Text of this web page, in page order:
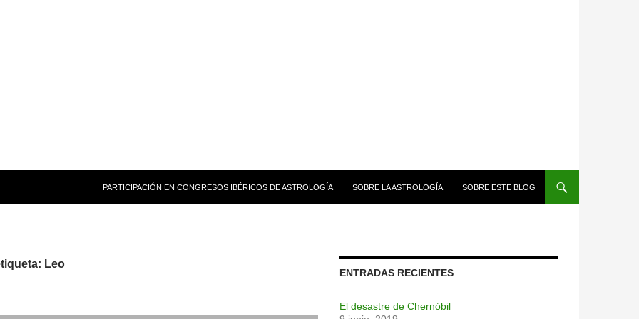
PARTICIPACIÓN EN CONGRESOS IBÉRICOS DE ASTROLOGÍA SOBRE LA ASTROLOGÍA SOBRE ESTE BLOG
Leo
ENTRADAS RECIENTES
El desastre de Chernóbil